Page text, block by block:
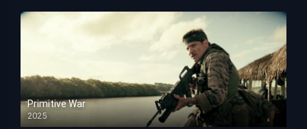
Primitive War
2025
HD 1080p